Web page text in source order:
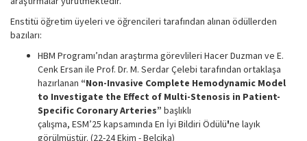
Enstitü öğretim üyeleri ve öğrencileri tarafından alınan ödüllerden
bazıları:
HBM Programı’ndan araştırma görevlileri Hacer Duzman ve E.
Cenk Ersan ile Prof. Dr. M. Serdar Çelebi tarafından ortaklaşa
hazırlanan “Non-Invasive Complete Hemodynamic Model
to Investigate the Effect of Multi-Stenosis in Patient-
Specific Coronary Arteries” başlıklı
çalışma, ESM’25 kapsamında En İyi Bildiri Ödülü'ne layık
görülmüştür. (22-24 Ekim - Belçika)